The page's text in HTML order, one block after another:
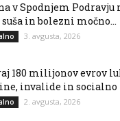
v Spodnjem Podravju
suša in bolezni močno...
3. avgusta, 2026
180 milijonov evrov
invalide in socialno
2. avgusta, 2026